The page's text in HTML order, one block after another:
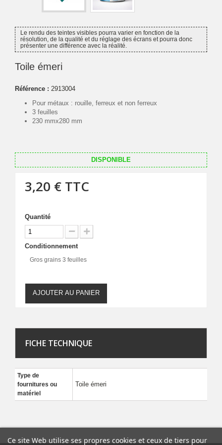
Le rendu des teintes visibles pourra varier en fonction de la
résolution, de la qualité et du réglage des écrans et pourra donc
présenter une différence avec la réalité.
Toile émeri
Référence : 2913004
Pour métaux : rouille, ferreux et non ferreux
3 feuilles
230 mmx280 mm
DISPONIBLE
3,20 € TTC
Quantité
Conditionnement
Gros grains 3 feuilles
AJOUTER AU PANIER
FICHE TECHNIQUE
Type de
fournitures ou
matériel
Toile émeri
Ce site Web utilise ses propres cookies et ceux de tiers pour